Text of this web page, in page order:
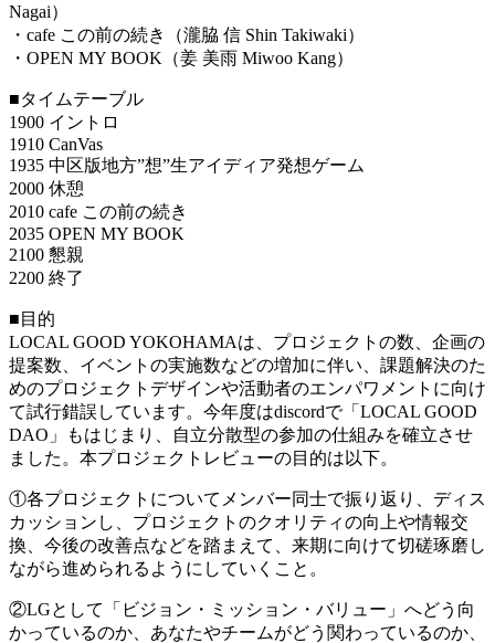
Nagai）
・cafe この前の続き（瀧脇 信 Shin Takiwaki）
・OPEN MY BOOK（姜 美雨 Miwoo Kang）
■タイムテーブル
1900 イントロ
1910 CanVas
1935 中区版地方”想”生アイディア発想ゲーム
2000 休憩
2010 cafe この前の続き
2035 OPEN MY BOOK
2100 懇親
2200 終了
■目的
LOCAL GOOD YOKOHAMAは、プロジェクトの数、企画の
提案数、イベントの実施数などの増加に伴い、課題解決のた
めのプロジェクトデザインや活動者のエンパワメントに向け
て試行錯誤しています。今年度はdiscordで「LOCAL GOOD
DAO」もはじまり、自立分散型の参加の仕組みを確立させ
ました。本プロジェクトレビューの目的は以下。
①各プロジェクトについてメンバー同士で振り返り、ディス
カッションし、プロジェクトのクオリティの向上や情報交
換、今後の改善点などを踏まえて、来期に向けて切磋琢磨し
ながら進められるようにしていくこと。
②LGとして「ビジョン・ミッション・バリュー」へどう向
かっているのか、あなたやチームがどう関わっているのか、